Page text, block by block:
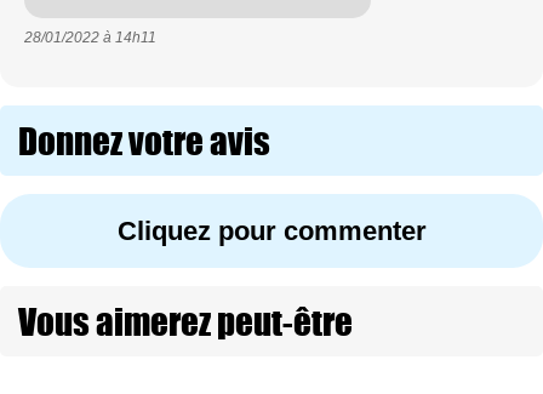
28/01/2022 à 14h11
Donnez votre avis
Cliquez pour commenter
Vous aimerez peut-être